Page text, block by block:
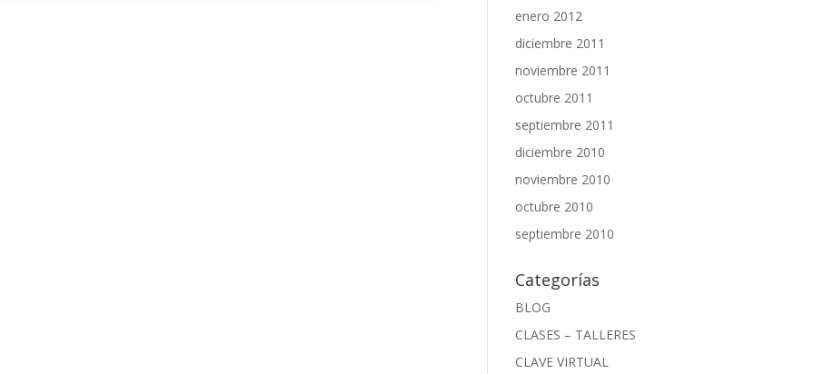
enero 2012
diciembre 2011
noviembre 2011
octubre 2011
septiembre 2011
diciembre 2010
noviembre 2010
octubre 2010
septiembre 2010
Categorías
BLOG
CLASES – TALLERES
CLAVE VIRTUAL